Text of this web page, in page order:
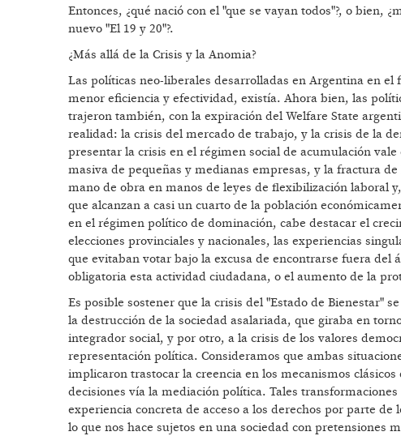
Entonces, ¿qué nació con el "que se vayan todos"?, o
nuevo "El 19 y 20"?.
¿Más allá de la Crisis y la Anomia?
Las políticas neo-liberales desarrolladas en Argentina en
menor eficiencia y efectividad, existía. Ahora bien, las
trajeron también, con la expiración del Welfare State
realidad: la crisis del mercado de trabajo, y la crisis de la
presentar la crisis en el régimen social de acumulación
masiva de pequeñas y medianas empresas, y la fractura
mano de obra en manos de leyes de flexibilización laboral
que alcanzan a casi un cuarto de la población
en el régimen político de dominación, cabe destacar el
elecciones provinciales y nacionales, las experiencias
que evitaban votar bajo la excusa de encontrarse fuera del
obligatoria esta actividad ciudadana, o el aumento de la
Es posible sostener que la crisis del "Estado de Bienestar"
la destrucción de la sociedad asalariada, que giraba en
integrador social, y por otro, a la crisis de los valores
representación política. Consideramos que ambas
implicaron trastocar la creencia en los mecanismos
decisiones vía la mediación política. Tales
experiencia concreta de acceso a los derechos por parte
lo que nos hace sujetos en una sociedad con pretensiones